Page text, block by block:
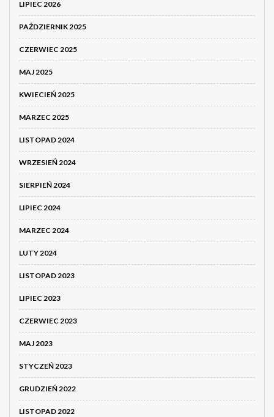
LIPIEC 2026
PAŹDZIERNIK 2025
CZERWIEC 2025
MAJ 2025
KWIECIEŃ 2025
MARZEC 2025
LISTOPAD 2024
WRZESIEŃ 2024
SIERPIEŃ 2024
LIPIEC 2024
MARZEC 2024
LUTY 2024
LISTOPAD 2023
LIPIEC 2023
CZERWIEC 2023
MAJ 2023
STYCZEŃ 2023
GRUDZIEŃ 2022
LISTOPAD 2022